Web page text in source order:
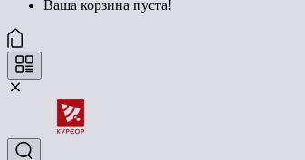
Ваша корзина пуста!